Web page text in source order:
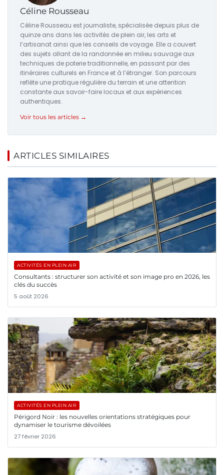
Céline Rousseau
Céline Rousseau est journaliste, spécialisée depuis plus de
quinze ans dans les activités de plein air, les arts et
l’artisanat ainsi que les conseils de voyage. Elle a couvert
des sujets allant de la randonnée en milieu sauvage aux
techniques de poterie traditionnelle, en passant par des
itinéraires culturels en France et à l’étranger. Son parcours
reflète une pratique régulière du terrain et une attention
constante aux savoir-faire locaux et aux expériences
authentiques.
Voir tous les articles →
ARTICLES SIMILAIRES
ACTIVITÉS EN PLEIN AIR
Consultants : structurer son activité et son image pro en 2026, les
clés du succès
5 août 2026
ACTIVITÉS EN PLEIN AIR
Périgord Noir : les nouvelles orientations stratégiques pour
dynamiser le tourisme dévoilées
27 février 2026